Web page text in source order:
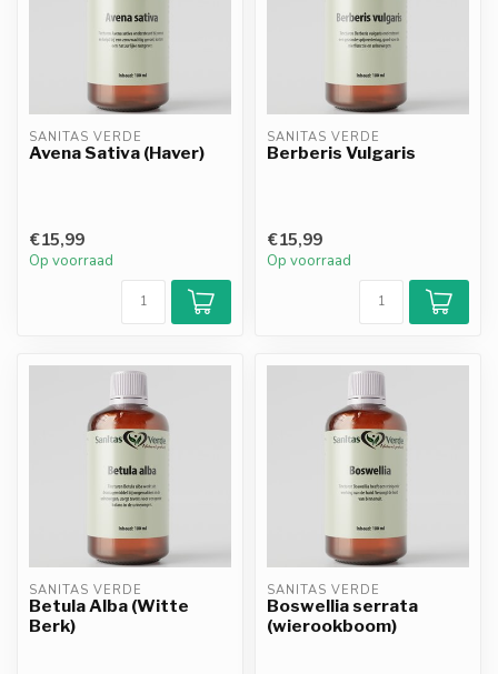
SANITAS VERDE
Avena Sativa (Haver)
€15,99
Op voorraad
SANITAS VERDE
Berberis Vulgaris
€15,99
Op voorraad
SANITAS VERDE
Betula Alba (Witte
Berk)
SANITAS VERDE
Boswellia serrata
(wierookboom)